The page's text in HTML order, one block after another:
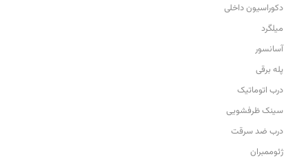
دکوراسیون داخلی
میلگرد
آسانسور
پله برقی
درب اتوماتیک
سینک ظرفشویی
درب ضد سرقت
ژئوممبران